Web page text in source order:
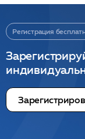
Регистрация